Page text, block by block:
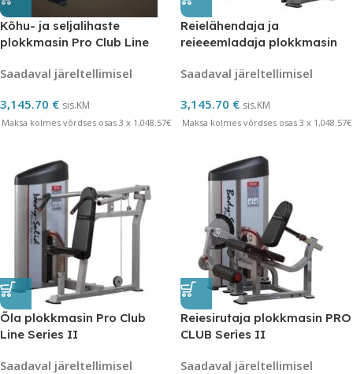
Kõhu- ja seljalihaste
plokkmasin Pro Club Line
Saadaval järeltellimisel
3,145.70 € sis.KM
Maksa kolmes võrdses osas 3 x 1,048.57€
Reielähendaja ja
reieeemladaja plokkmasin
Saadaval järeltellimisel
3,145.70 € sis.KM
Maksa kolmes võrdses osas 3 x 1,048.57€
Õla plokkmasin Pro Club
Line Series II
Saadaval järeltellimisel
Reiesirutaja plokkmasin PRO
CLUB Series II
Saadaval järeltellimisel